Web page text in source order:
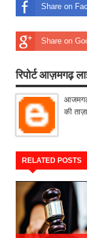
Share on
Share on
रिपोर्ट आज़मगढ़
की
RELATED POSTS